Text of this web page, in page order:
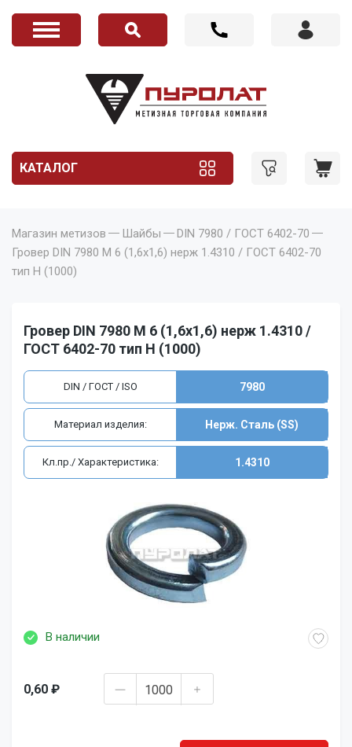
КАТАЛОГ
Магазин метизов Шайбы
DIN 7980 / ГОСТ 6402-70
Гровер DIN 7980 M 6 (1,6x1,6) нерж 1.4310 / ГОСТ 6402-70
тип Н (1000)
Гровер DIN 7980 M 6 (1,6x1,6) нерж 1.4310 /
ГОСТ 6402-70 тип Н (1000)
В наличии
0,60 ₽
DIN / ГОСТ / ISO 7980
Материал изделия: Нерж. Сталь (SS)
Кл.пр./ Характеристика: 1.4310